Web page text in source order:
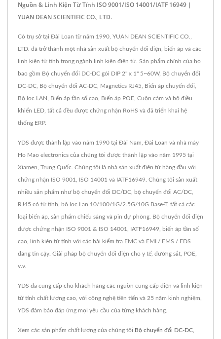
Nguồn & Linh Kiện Từ Tính ISO 9001/ISO 14001/IATF 16949 |
YUAN DEAN SCIENTIFIC CO., LTD.
Có trụ sở tại Đài Loan từ năm 1990, YUAN DEAN SCIENTIFIC CO.,
LTD. đã trở thành một nhà sản xuất bộ chuyển đổi điện, biến áp và các
linh kiện từ tính trong ngành linh kiện điện tử. Sản phẩm chính của họ
bao gồm Bộ chuyển đổi DC-DC gói DIP 2" x 1" 5~60W, Bộ chuyển đổi
DC-DC, Bộ chuyển đổi AC-DC, Magnetics RJ45, Biến áp chuyển đổi,
Bộ lọc LAN, Biến áp tần số cao, Biến áp POE, Cuộn cảm và bộ điều
khiển LED, tất cả đều được chứng nhận RoHS và đã triển khai hệ
thống ERP.
YDS được thành lập vào năm 1990 tại Đài Nam, Đài Loan và nhà máy
Ho Mao electronics của chúng tôi được thành lập vào năm 1995 tại
Xiamen, Trung Quốc. Chúng tôi là nhà sản xuất điện tử hàng đầu với
chứng nhận ISO 9001, ISO 14001 và IATF16949. Chúng tôi sản xuất
nhiều sản phẩm như bộ chuyển đổi DC/DC, bộ chuyển đổi AC/DC,
RJ45 có từ tính, bộ lọc Lan 10/100/1G/2.5G/10G Base-T, tất cả các
loại biến áp, sản phẩm chiếu sáng và pin dự phòng. Bộ chuyển đổi điện
được chứng nhận ISO 9001 & ISO 14001, IATF16949, biến áp tần số
cao, linh kiện từ tính với các bài kiểm tra EMC và EMI / EMS / EDS
đáng tin cậy. Giải pháp bộ chuyển đổi điện cho y tế, đường sắt, POE,
v.v.
YDS đã cung cấp cho khách hàng các nguồn cung cấp điện và linh kiện
từ tính chất lượng cao, với công nghệ tiên tiến và 25 năm kinh nghiệm,
YDS đảm bảo đáp ứng mọi yêu cầu của từng khách hàng.
Xem các sản phẩm chất lượng của chúng tôi Bộ chuyển đổi DC-DC